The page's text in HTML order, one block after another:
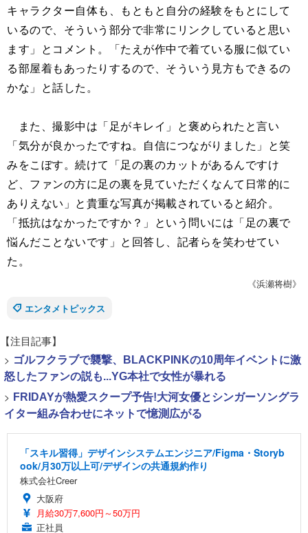
キャラクター自体も、もともと自分の経験をもとにして
いるので、そういう部分で非常にリンクしていると思い
ます」とコメント。「たえが作中で着ている服に似てい
る部屋着もあったりするので、そういう見方もできるの
かな」と話した。
また、撮影中は「足がキレイ」と褒められたと言い
「気分が良かったですね。自信につながりました」と笑
みをこぼす。続けて「足の裏のカットがあるんですけ
ど、ファンの方に足の裏を見ていただくなんて日常的に
ありえない」と貴重な写真が掲載されていると紹介。
「抵抗はなかったですか？」という問いには「足の裏で
悩んだことないです」と回答し、記者らを笑わせてい
た。
《浜瀬将樹》
エンタメトピックス
【注目記事】
> ゴルフクラブで襲撃、BLACKPINKの10周年イベントに激
怒したファンの説も...YG本社で女性が暴れる
> FRIDAYが熱愛スクープ予告!大河女優とシンガーソングラ
イター組み合わせにネットで憶測広がる
「スキル習得」デザインシステムエンジニア/Figma・Storyb
ook/月30万以上可/デザインの共通規約作り
株式会社Creer
大阪府
月給30万7,600円～50万円
正社員